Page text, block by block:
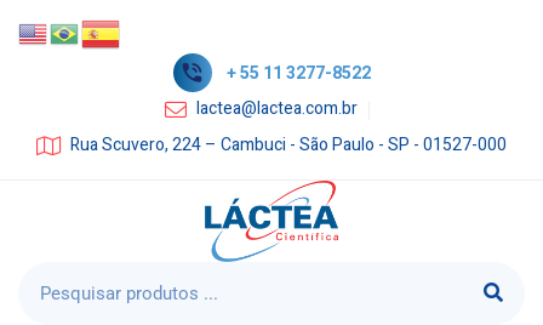
+ 55 11 3277-8522
lactea@lactea.com.br
Rua Scuvero, 224 – Cambuci - São Paulo - SP - 01527-000